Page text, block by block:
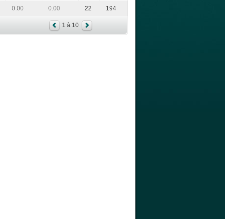
0.00 0.00 22 194
1 à 10